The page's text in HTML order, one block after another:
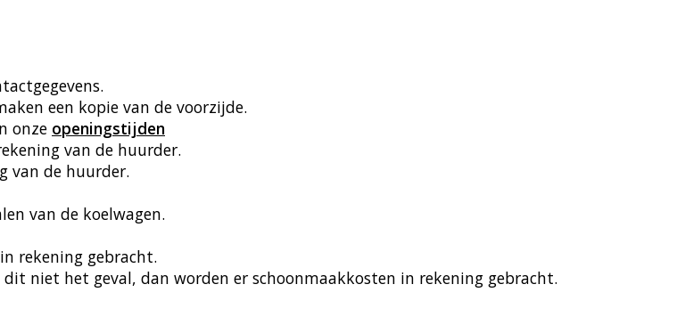
een kopie van de voorzijde.
onze openingstijden
van de huurder.
van de huurder.
van de koelwagen.
rekening gebracht.
niet het geval, dan worden er schoonmaakkosten in rekening gebracht.